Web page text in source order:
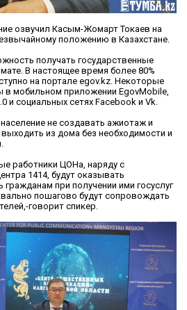
озвучил Касым-Жомарт Токаев на
положению в Казахстане.
получать государственные
В настоящее время более 80%
на портале egov.kz. Некоторые
в мобильном приложении ЕgovМоbile,
и социальных сетях Facebook и Vk.
не создавать ажиотаж и
из дома без необходимости и
работники ЦОНа, наряду с
1414, будут оказывать
при получении ими госуслуг
пошагово будут сопровождать
говорит спикер.